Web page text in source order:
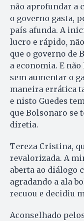
não aprofundar a
o governo gasta,
país afunda. A
lucro e rápido,
que o governo de
a economia. E
sem aumentar o
maneira errática
e nisto Guedes
que Bolsonaro se
diretia.
Tereza Cristina,
revalorizada. A
aberta ao diálogo
agradando a ala
recuou e decidiu
Aconselhado